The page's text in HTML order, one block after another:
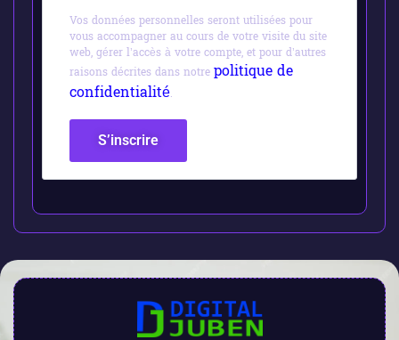
Vos données personnelles seront utilisées pour
vous accompagner au cours de votre visite du site
web, gérer l’accès à votre compte, et pour d’autres
raisons décrites dans notrepolitique de
confidentialité.
S’inscrire